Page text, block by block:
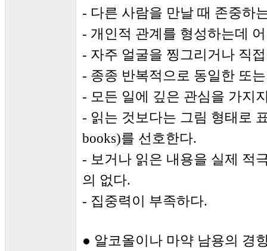
- 다른 사람을 만날 때 존중하
- 개인적 관계를 형성하는데
- 자주 얼굴을 찡그리거나 직
- 종종 반복적으로 동일한 또
- 모든 일에 깊은 관심을 가지
- 읽는 것보다는 그림 형태로
books)를 선호한다.
- 보거나 읽은 내용을 실제 적
의 없다.
- 집중력이 부족하다.
● 알코올이나 마약 남용의 경